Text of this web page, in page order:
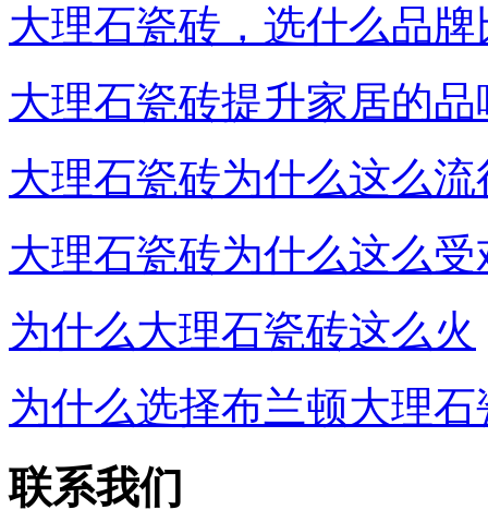
大理石瓷砖，选什么品牌
大理石瓷砖提升家居的
大理石瓷砖为什么这么流
大理石瓷砖为什么这么受
为什么大理石瓷砖这么火
为什么选择布兰顿大理石
联系我们